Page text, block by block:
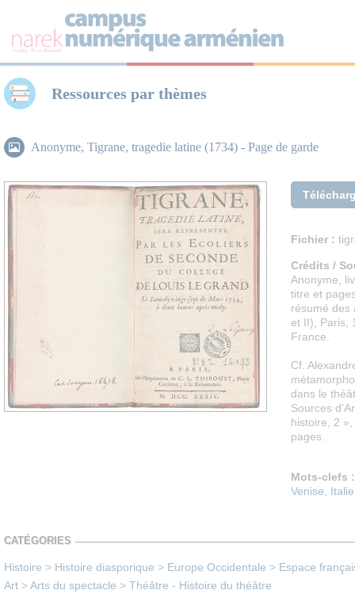
Ressources par thèmes
Anonyme, Tigrane, tragedie latine (1734) - Page de garde
Fichier :
Crédits /
Anonyme,
titre et
résumé des
et II), Paris,
France.
Cf.
dans le
Sources
histoire, 2
pages.
Mots-clefs :
Venise
Italie
CATÉGORIES
Histoire > Histoire diasporique > Europe Occidentale > Espace
Art >Arts du spectacle > Théâtre - Histoire du théâtre